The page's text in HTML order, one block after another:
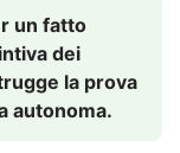
un fatto
dei
la prova
autonoma.